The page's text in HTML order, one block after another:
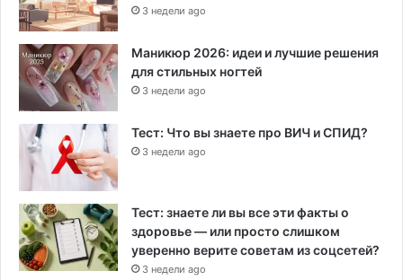
3 недели ago
Маникюр 2026: идеи и лучшие решения
для стильных ногтей
3 недели ago
Тест: Что вы знаете про ВИЧ и СПИД?
3 недели ago
Тест: знаете ли вы все эти факты о
здоровье — или просто слишком
уверенно верите советам из соцсетей?
3 недели ago